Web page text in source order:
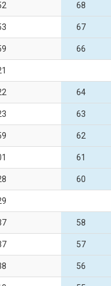
68
67
66
64
63
62
61
60
58
57
56